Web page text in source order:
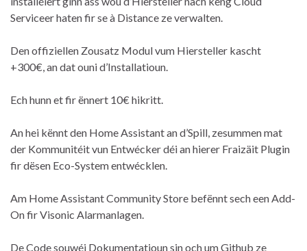
Serviceer haten fir se à Distance ze verwalten.
Den offiziellen Zousatz Modul vum Hiersteller kascht
+300€, an dat ouni d’Installatioun.
Ech hunn et fir ënnert 10€ hikritt.
An hei kënnt den Home Assistant an d’Spill, zesummen mat
der Kommunitéit vun Entwécker déi an hierer Fraizäit Plugin
fir dësen Eco-System entwécklen.
Am Home Assistant Community Store befënnt sech een Add-
On fir Visonic Alarmanlagen.
De Code souwéi Dokumentatioun sin och um Github ze